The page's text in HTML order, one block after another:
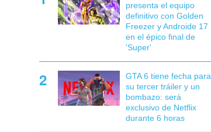
presenta el equipo
definitivo con Golden
Freezer y Androide 17
en el épico final de
'Super'
GTA 6 tiene fecha para
su tercer tráiler y un
bombazo: será
exclusivo de Netflix
durante 6 horas